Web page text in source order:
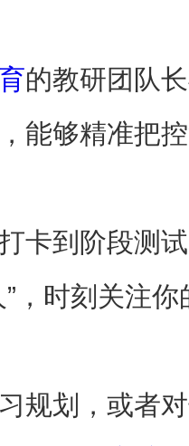
的教研团队
能够精准把
卡到阶段测
，时刻关注你
规划，或者